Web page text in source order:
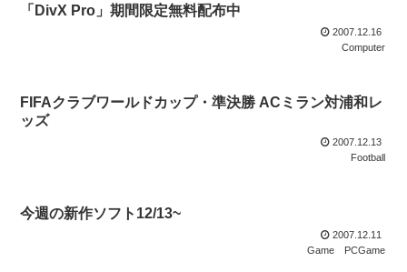
「DivX Pro」期間限定無料配布中
2007.12.16
Computer
FIFAクラブワールドカップ・準決勝 ACミラン対浦和レ
ッズ
2007.12.13
Football
今週の新作ソフト12/13~
2007.12.11
Game
PCGame